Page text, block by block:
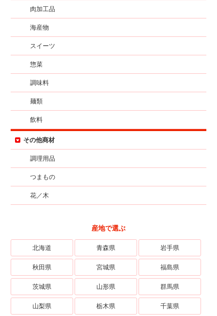
肉加工品
海産物
スイーツ
惣菜
調味料
麺類
飲料
その他商材
調理用品
つまもの
花／木
産地で選ぶ
北海道 青森県 岩手県
秋田県 宮城県 福島県
茨城県 山形県 群馬県
山梨県 栃木県 千葉県